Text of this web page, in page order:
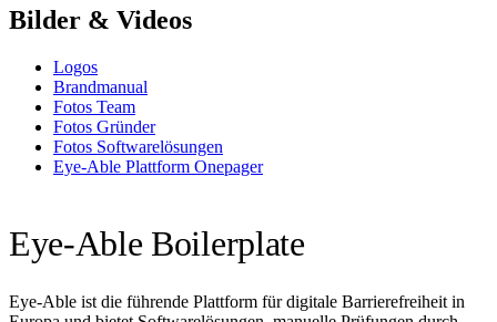
Bilder & Videos
Logos
Brandmanual
Fotos Team
Fotos Gründer
Fotos Softwarelösungen
Eye-Able Plattform Onepager
Eye-Able Boilerplate
Eye-Able ist die führende Plattform für digitale Barrierefreiheit in